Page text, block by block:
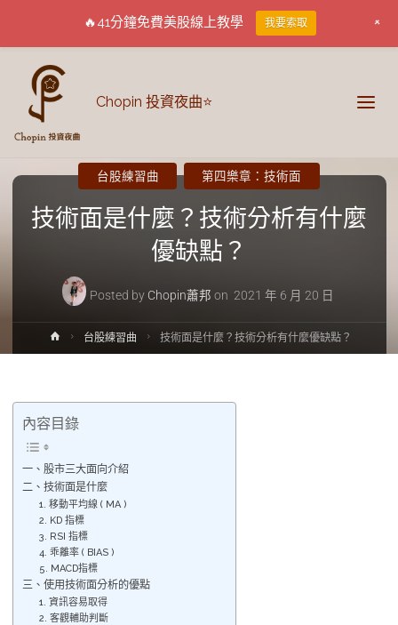
Chopin 投資夜曲⭐
技術面是什麼？技術分析有什麼
優缺點？
Posted by Chopin蕭邦 on 2021 年 6 月 20 日
台股練習曲 第四樂章：技術面
台股練習曲 技術面是什麼？技術分析有什麼優缺點？
內容目錄
一、股市三大面向介紹
二、技術面是什麼
1. 移動平均線 ( MA )
2. KD 指標
3. RSI 指標
4. 乖離率 ( BIAS )
5. MACD指標
三、使用技術面分析的優點
1. 資訊容易取得
2. 客觀輔助判斷
🔥41分鐘免費美股線上教學 我要索取 +